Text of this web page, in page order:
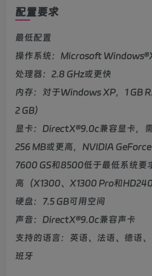
配置要求
最低配置
操作系统：Microsoft
处理器：2.8 GHz或更快
内存：对于Windows XP，1 GB
2 GB）
显卡：DirectX®9.0c兼容显卡，
256 MB或更高，NVIDIA
7600 GS和8500低于最低系统要
高（X1300、X1300 Pro和
硬盘：7.5 GB可用空间
声音：DirectX®9.0c兼容声卡
支持的语言：英语、法语、德语
班牙